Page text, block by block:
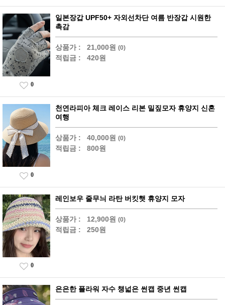
일본장갑 UPF50+ 자외선차단 여름 반장갑 시원한
촉감
상품가 : 21,000원 (0)
적립금 : 420원
0
천연라피아 체크 레이스 리본 밀짚모자 휴양지 신혼
여행
상품가 : 40,000원 (0)
적립금 : 800원
0
레인보우 줄무늬 라탄 버킷햇 휴양지 모자
상품가 : 12,900원 (0)
적립금 : 250원
0
은은한 플라워 자수 챙넓은 썬캡 중년 썬캡